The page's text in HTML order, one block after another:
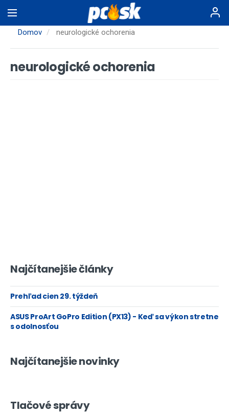
na
hlavnýDomov neurologické ochorenia
neurologické ochorenia
Najčítanejšie články
Prehľad cien 29. týždeň
ASUS ProArt GoPro Edition (PX13) - Keď sa výkon stretne
s odolnosťou
Najčítanejšie novinky
Tlačové správy